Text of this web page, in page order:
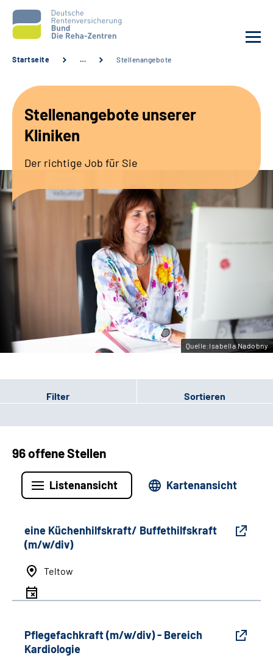
Unsere Kliniken
Sozialdienste & Zuweisende
Erweiterte Suche
Gebärdensprache
Leichte Sprache
Startseite … Stellenangebote
Stellenangebote unserer
Kliniken
Der richtige Job für Sie
Quelle:Isabella Nadobny
Filter Sortieren
96 offene Stellen
Listenansicht Kartenansicht
eine Küchenhilfskraft/ Buffethilfskraft
(m/w/div)
Teltow
Pflegefachkraft (m/w/div) - Bereich
Kardiologie